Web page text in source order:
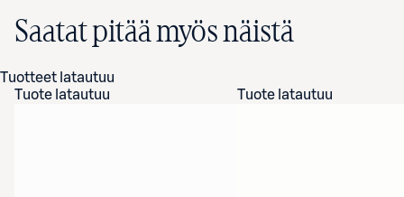
Saatat pitää myös näistä
Tuotteet latautuu
Tuote latautuu
Tuote latautuu